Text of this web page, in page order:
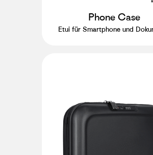
Phone Case
Etui für Smartphone und